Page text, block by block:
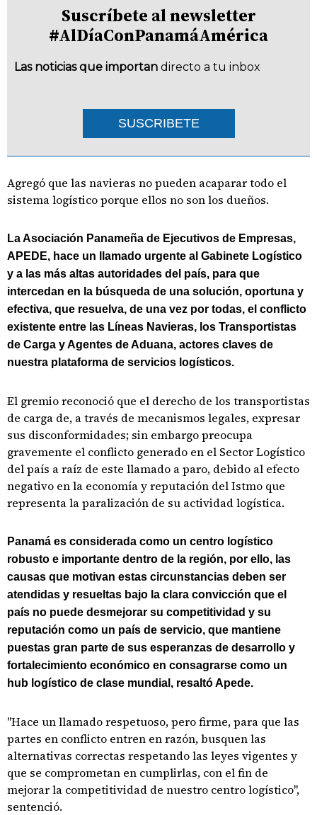
Suscríbete al newsletter
#AlDíaConPanamáAmérica
Las noticias que importan directo a tu inbox
SUSCRIBETE
Agregó que las navieras no pueden acaparar todo el
sistema logístico porque ellos no son los dueños.
La Asociación Panameña de Ejecutivos de Empresas,
APEDE, hace un llamado urgente al Gabinete Logístico
y a las más altas autoridades del país, para que
intercedan en la búsqueda de una solución, oportuna y
efectiva, que resuelva, de una vez por todas, el conflicto
existente entre las Líneas Navieras, los Transportistas
de Carga y Agentes de Aduana, actores claves de
nuestra plataforma de servicios logísticos.
El gremio reconoció que el derecho de los transportistas
de carga de, a través de mecanismos legales, expresar
sus disconformidades; sin embargo preocupa
gravemente el conflicto generado en el Sector Logístico
del país a raíz de este llamado a paro, debido al efecto
negativo en la economía y reputación del Istmo que
representa la paralización de su actividad logística.
Panamá es considerada como un centro logístico
robusto e importante dentro de la región, por ello, las
causas que motivan estas circunstancias deben ser
atendidas y resueltas bajo la clara convicción que el
país no puede desmejorar su competitividad y su
reputación como un país de servicio, que mantiene
puestas gran parte de sus esperanzas de desarrollo y
fortalecimiento económico en consagrarse como un
hub logístico de clase mundial, resaltó Apede.
"Hace un llamado respetuoso, pero firme, para que las
partes en conflicto entren en razón, busquen las
alternativas correctas respetando las leyes vigentes y
que se comprometan en cumplirlas, con el fin de
mejorar la competitividad de nuestro centro logístico",
sentenció.